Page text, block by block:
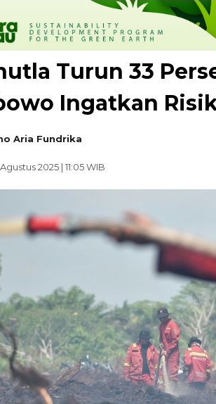
Turun 33
Ingatkan
Aria Fundrika
2025 | 11:05 WIB